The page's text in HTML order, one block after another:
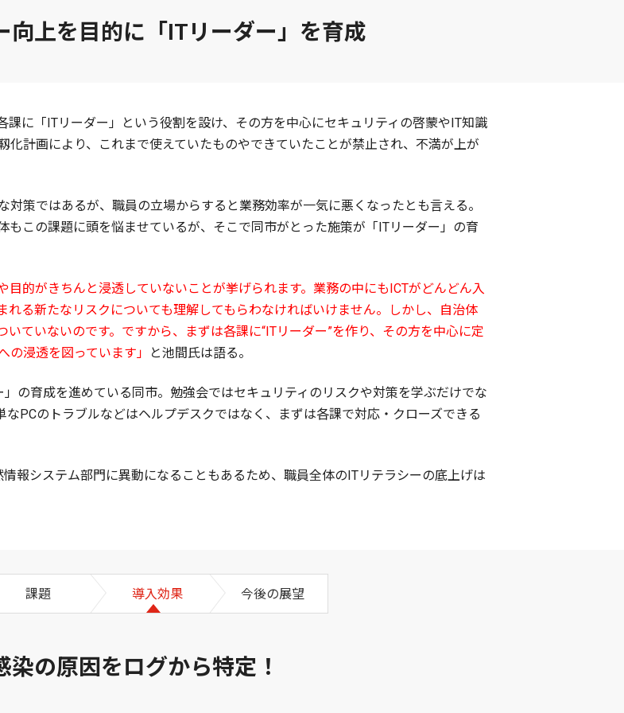
向上を目的に「ITリーダー」を育成
に「ITリーダー」という役割を設け、その方を中心にセキュリティの啓蒙やIT知識
計画により、これまで使えていたものやできていたことが禁止され、不満が上が
策ではあるが、職員の立場からすると業務効率が一気に悪くなったとも言える。
この課題に頭を悩ませているが、そこで同市がとった施策が「ITリーダー」の育
目的がきちんと浸透していないことが挙げられます。業務の中にもICTがどんどん入
る新たなリスクについても理解してもらわなければいけません。しかし、自治体
ていないのです。ですから、まずは各課に“ITリーダー”を作り、その方を中心に定
浸透を図っています」
と池間氏は語る。
の育成を進めている同市。勉強会ではセキュリティのリスクや対策を学ぶだけでな
PCのトラブルなどはヘルプデスクではなく、まずは各課で対応・クローズできる
報システム部門に異動になることもあるため、職員全体のITリテラシーの底上げは
染の原因をログから特定！
課題 導入効果 今後の展望